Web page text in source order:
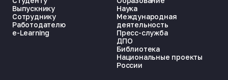
Выпускнику
Сотруднику
Работодателю
e-Learning
Наука
Международная
деятельность
Пресс-служба
ДПО
Библиотека
Национальные проекты
России